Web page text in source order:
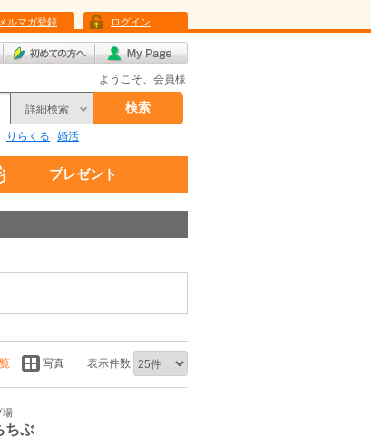
メルマガ登録 ログイン
ようこそ、会員様
詳細検索 検索
りらくる 婚活
プレゼント
写真 表示件数
場
ちぶ